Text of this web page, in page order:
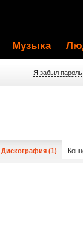
Музыка
Я забыл пароль
Дискография (1)